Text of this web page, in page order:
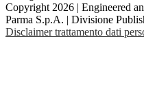
Copyright 2026 | Engineered
Parma S.p.A. | Divisione
Disclaimer trattamento dati